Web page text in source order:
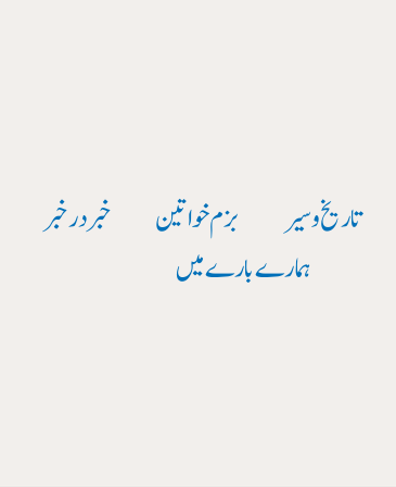
تاریخ وسیر بزم خواتین خبر در خبر
ہمارے بارے میں